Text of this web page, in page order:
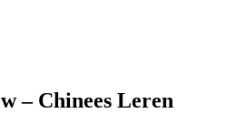
– Chinees Leren